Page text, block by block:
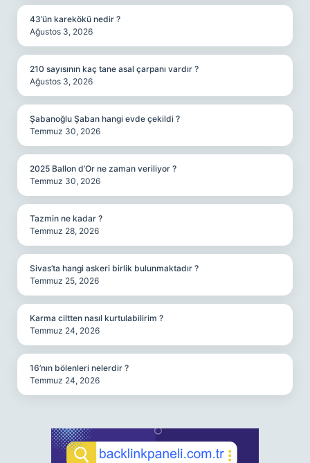
43’ün karekökü nedir ?
Ağustos 3, 2026
210 sayısının kaç tane asal çarpanı vardır ?
Ağustos 3, 2026
Şabanoğlu Şaban hangi evde çekildi ?
Temmuz 30, 2026
2025 Ballon d’Or ne zaman veriliyor ?
Temmuz 30, 2026
Tazmin ne kadar ?
Temmuz 28, 2026
Sivas’ta hangi askeri birlik bulunmaktadır ?
Temmuz 25, 2026
Karma ciltten nasıl kurtulabilirim ?
Temmuz 24, 2026
16’nın bölenleri nelerdir ?
Temmuz 24, 2026